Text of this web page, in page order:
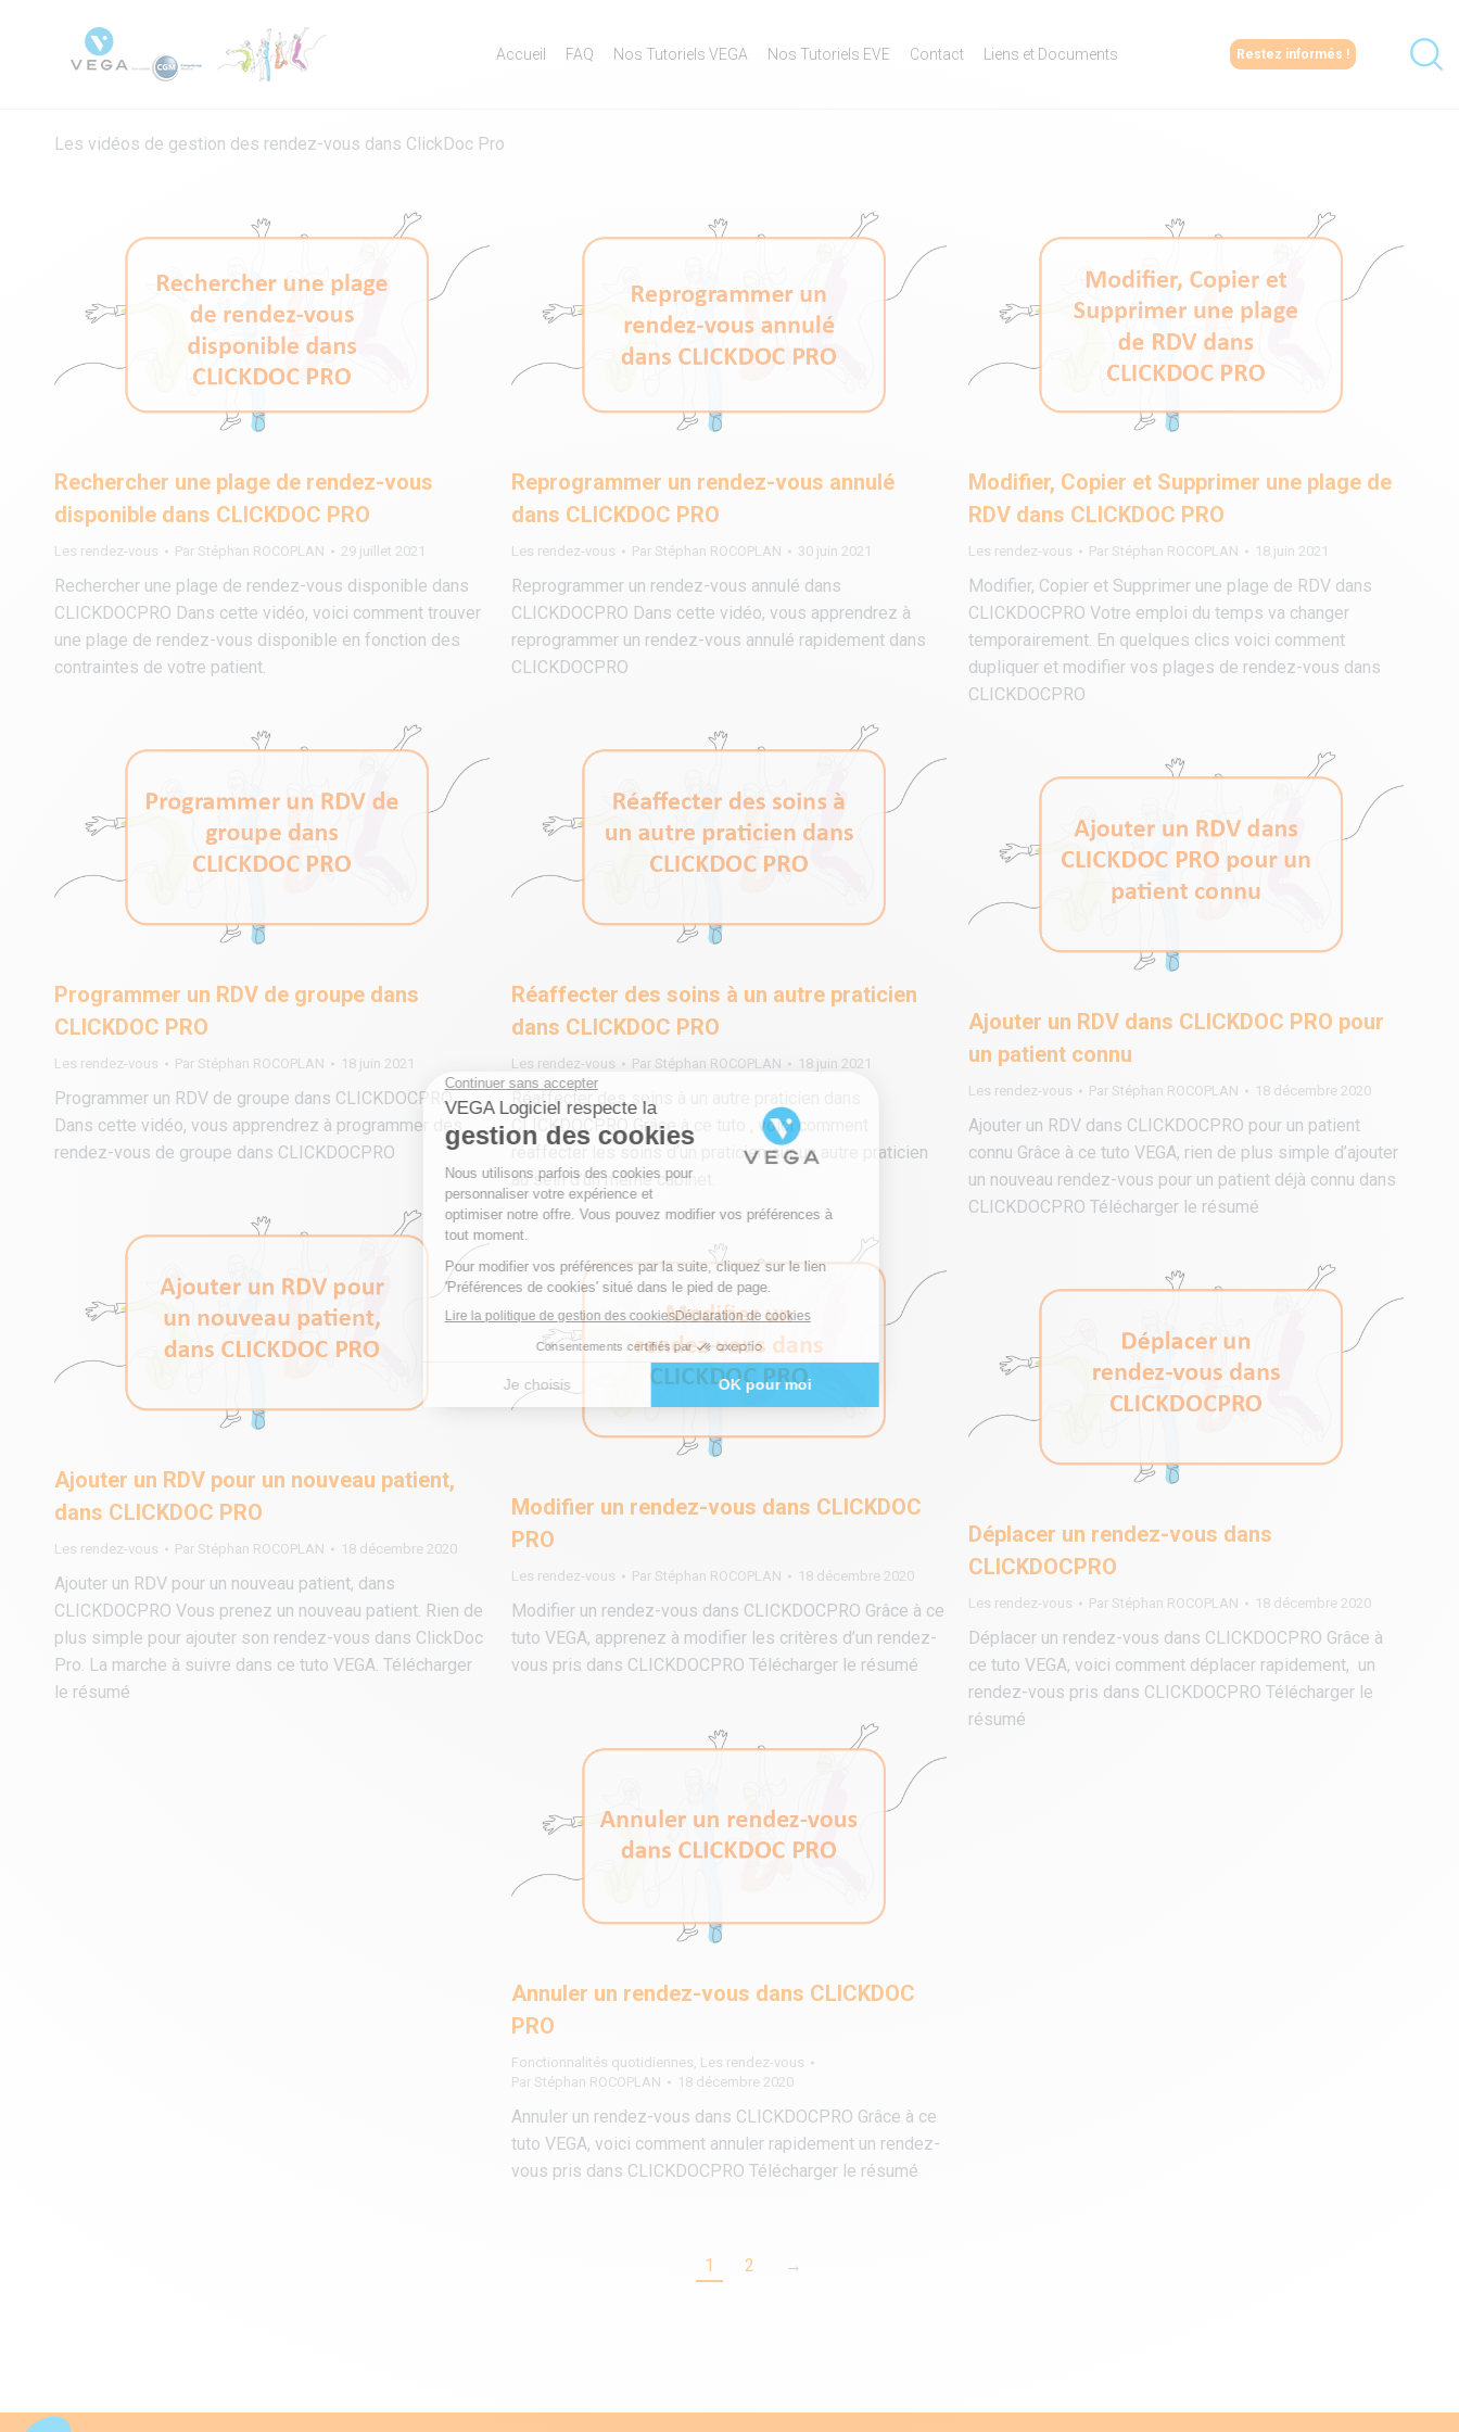
Accueil FAQ Nos Tutoriels VEGA Nos Tutoriels EVE Contact Liens et Documents Restez informés !
Les vidéos de gestion des rendez-vous dans ClickDoc Pro
Rechercher une plage de rendez-vous
disponible dans CLICKDOC PRO
Les rendez-vous Par Stéphan ROCOPLAN 29 juillet 2021
Rechercher une plage de rendez-vous disponible dans
CLICKDOCPRO Dans cette vidéo, voici comment trouver
une plage de rendez-vous disponible en fonction des
contraintes de votre patient.
Reprogrammer un rendez-vous annulé
dans CLICKDOC PRO
Les rendez-vous Par Stéphan ROCOPLAN 30 juin 2021
Reprogrammer un rendez-vous annulé dans
CLICKDOCPRO Dans cette vidéo, vous apprendrez à
reprogrammer un rendez-vous annulé rapidement dans
CLICKDOCPRO
Modifier, Copier et Supprimer une plage de
RDV dans CLICKDOC PRO
Les rendez-vous Par Stéphan ROCOPLAN 18 juin 2021
Modifier, Copier et Supprimer une plage de RDV dans
CLICKDOCPRO Votre emploi du temps va changer
temporairement. En quelques clics voici comment
dupliquer et modifier vos plages de rendez-vous dans
CLICKDOCPRO
Programmer un RDV de groupe dans
CLICKDOC PRO
Les rendez-vous Par Stéphan ROCOPLAN 18 juin 2021
Programmer un RDV de groupe dans CLICKDOCPRO
Dans cette vidéo, vous apprendrez à programmer des
rendez-vous de groupe dans CLICKDOCPRO
Réaffecter des soins à un autre praticien
dans CLICKDOC PRO
Les rendez-vous Par Stéphan ROCOPLAN 18 juin 2021
Réaffecter des soins à un autre praticien dans
CLICKDOCPRO Grâce à ce tuto , voici comment
réaffecter les soins d’un praticien sur un autre praticien
au sein d’un même cabinet.
Ajouter un RDV dans CLICKDOC PRO pour
un patient connu
Les rendez-vous Par Stéphan ROCOPLAN 18 décembre 2020
Ajouter un RDV dans CLICKDOCPRO pour un patient
connu Grâce à ce tuto VEGA, rien de plus simple d’ajouter
un nouveau rendez-vous pour un patient déjà connu dans
CLICKDOCPRO Télécharger le résumé
Ajouter un RDV pour un nouveau patient,
dans CLICKDOC PRO
Les rendez-vous Par Stéphan ROCOPLAN 18 décembre 2020
Ajouter un RDV pour un nouveau patient, dans
CLICKDOCPRO Vous prenez un nouveau patient. Rien de
plus simple pour ajouter son rendez-vous dans ClickDoc
Pro. La marche à suivre dans ce tuto VEGA. Télécharger
le résumé
Modifier un rendez-vous dans CLICKDOC
PRO
Les rendez-vous Par Stéphan ROCOPLAN 18 décembre 2020
Modifier un rendez-vous dans CLICKDOCPRO Grâce à ce
tuto VEGA, apprenez à modifier les critères d’un rendez-
vous pris dans CLICKDOCPRO Télécharger le résumé
Déplacer un rendez-vous dans
CLICKDOCPRO
Les rendez-vous Par Stéphan ROCOPLAN 18 décembre 2020
Déplacer un rendez-vous dans CLICKDOCPRO Grâce à
ce tuto VEGA, voici comment déplacer rapidement, un
rendez-vous pris dans CLICKDOCPRO Télécharger le
résumé
Annuler un rendez-vous dans CLICKDOC
PRO
Fonctionnalités quotidiennes, Les rendez-vous
Par Stéphan ROCOPLAN 18 décembre 2020
Annuler un rendez-vous dans CLICKDOCPRO Grâce à ce
tuto VEGA, voici comment annuler rapidement un rendez-
vous pris dans CLICKDOCPRO Télécharger le résumé
1 2 →